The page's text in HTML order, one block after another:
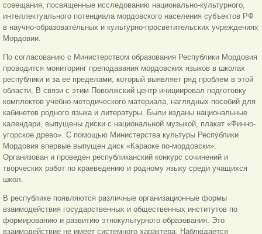
совещания, посвященные исследованию национально-культурного,
интеллектуального потенциала мордовского населения субъектов РФ
в научно-образовательных и культурно-просветительских учреждениях
Мордовии.
По согласованию с Министерством образования Республики Мордовия
проводится мониторинг преподавания мордовских языков в школах
республики и за ее пределами, который выявляет ряд проблем в этой
области. В связи с этим Поволжский центр инициировал подготовку
комплектов учебно-методического материала, наглядных пособий для
кабинетов родного языка и литературы. Были изданы национальные
календари, выпущены диски с национальной музыкой, плакат «Финно-
угорское древо». С помощью Министерства культуры Республики
Мордовия впервые выпущен диск «Караоке по-мордовски».
Организован и проведен республиканский конкурс сочинений и
творческих работ по краеведению и родному языку среди учащихся
школ.
В республике появляются различные организационные формы
взаимодействия государственных и общественных институтов по
формированию и развитию этнокультурного образования. Это
взаимодействие не имеет системного характера. Наблюдается